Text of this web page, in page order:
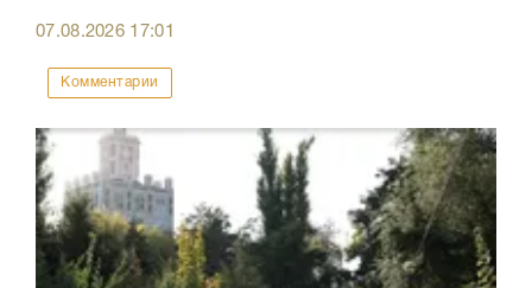
07.08.2026 17:01
Комментарии